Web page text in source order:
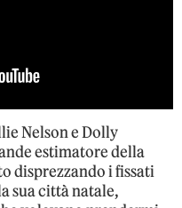
Nelson e Dolly
estimatore della
disprezzando i fissati
sua città natale,